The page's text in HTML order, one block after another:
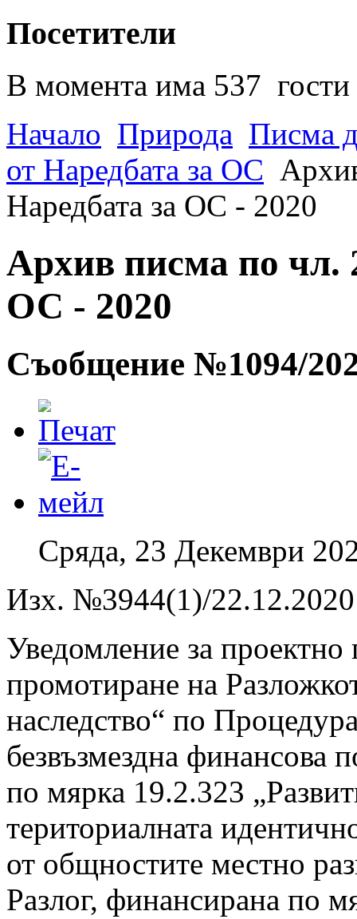
Посетители
В момента има 537 гости
Начало Природа Писма
от Наредбата за ОС
Наредбата за ОС - 2020
Архив писма по чл.
ОС - 2020
Съобщение №1094/
Сряда, 23 Декември
Изх. №3944(1)/22.12.2020
Уведомление за
промотиране на
наследство“ по
безвъзмездна
по мярка 19.2.323
териториалната
от общностите местно
Разлог, финансирана по